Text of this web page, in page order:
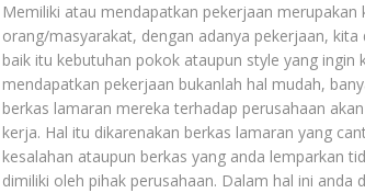
Memiliki atau mendapatkan pekerjaan
orang/masyarakat, dengan adanya pekerjaan,
baik itu kebutuhan pokok ataupun style yang
mendapatkan pekerjaan bukanlah hal mudah,
berkas lamaran mereka terhadap perusahaan
kerja. Hal itu dikarenakan berkas lamaran yang
kesalahan ataupun berkas yang anda lemparkan
dimiliki oleh pihak perusahaan. Dalam hal ini anda